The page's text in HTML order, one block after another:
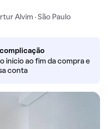
Alvim · São Paulo
início ao fim da compra e
conta